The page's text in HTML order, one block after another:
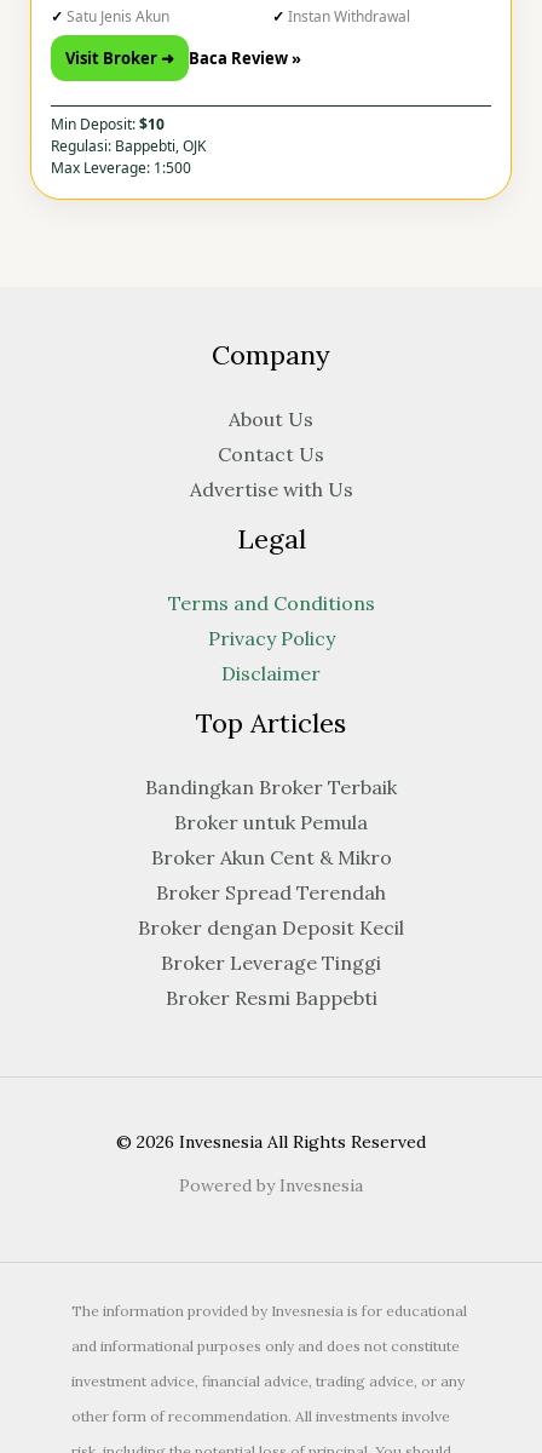
Satu Jenis Akun
Instan Withdrawal
Visit Broker ➜ Baca Review »
Min Deposit:$10
Regulasi: Bappebti, OJK
Max Leverage: 1:500
Company
About Us
Contact Us
Advertise with Us
Legal
Terms and Conditions
Privacy Policy
Disclaimer
Top Articles
Bandingkan Broker Terbaik
Broker untuk Pemula
Broker Akun Cent & Mikro
Broker Spread Terendah
Broker dengan Deposit Kecil
Broker Leverage Tinggi
Broker Resmi Bappebti
© 2026 Invesnesia All Rights Reserved
Powered by Invesnesia
The information provided by Invesnesia is for educational
and informational purposes only and does not constitute
investment advice, financial advice, trading advice, or any
other form of recommendation. All investments involve